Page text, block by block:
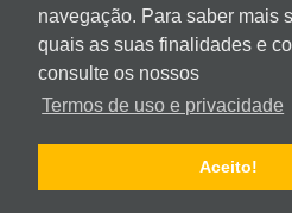
navegação. Para saber mais
quais as suas finalidades e
consulte os nossos
Termos de uso e privacidade
Aceito!
© 2026. EIB - Empresa Industrial de